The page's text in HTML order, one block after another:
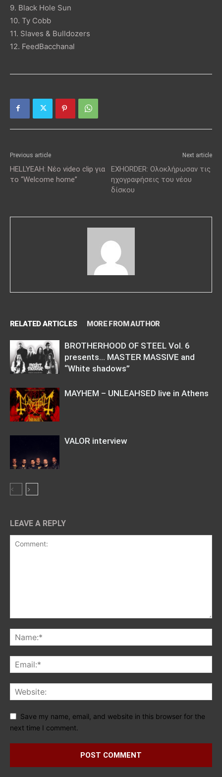
9. Black Hole Sun
10. Ty Cobb
11. Slaves & Bulldozers
12. FeedBacchanal
Previous article
HELLYEAH: Νέο video clip για
το “Welcome home”
Next article
EXHORDER: Ολοκλήρωσαν τις
ηχογραφήσεις του νέου
δίσκου
RELATED ARTICLES MORE FROM AUTHOR
BROTHERHOOD OF STEEL Vol. 6
presents… MASTER MASSIVE and
“White shadows”
MAYHEM – UNLEAHSED live in Athens
VALOR interview
LEAVE A REPLY
Save my name, email, and website in this browser for the
next time I comment.